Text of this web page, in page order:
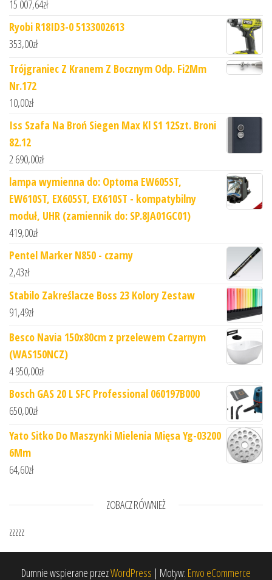
15 007,64zł
Ryobi R18ID3-0 5133002613
353,00zł
Trójgraniec Z Kranem Z Bocznym Odp. Fi2Mm
Nr.172
10,00zł
Iss Szafa Na Broń Siegen Max Kl S1 12Szt. Broni
82.12
2 690,00zł
lampa wymienna do: Optoma EW605ST,
EW610ST, EX605ST, EX610ST - kompatybilny
moduł, UHR (zamiennik do: SP.8JA01GC01)
419,00zł
Pentel Marker N850 - czarny
2,43zł
Stabilo Zakreślacze Boss 23 Kolory Zestaw
91,49zł
Besco Navia 150x80cm z przelewem Czarnym
(WAS150NCZ)
4 950,00zł
Bosch GAS 20 L SFC Professional 060197B000
650,00zł
Yato Sitko Do Maszynki Mielenia Mięsa Yg-03200
6Mm
64,60zł
ZOBACZ RÓWNIEŻ
zzzzz
Dumnie wspierane przezWordPress | Motyw: Envo eCommerce